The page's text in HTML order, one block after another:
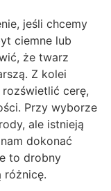
jeśli chcemy
ciemne lub
że twarz
Z kolei
cerę,
Przy wyborze
ale istnieją
dokonać
to drobny
różnicę.